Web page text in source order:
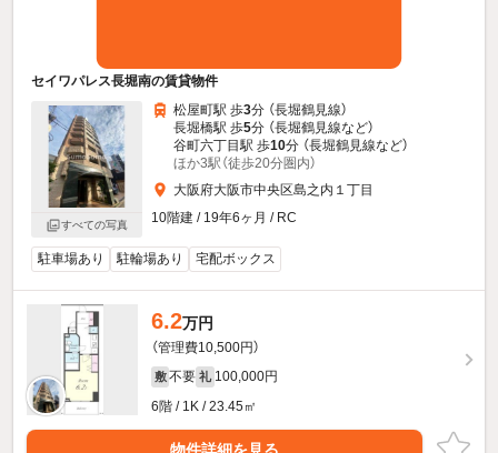
セイワパレス長堀南の賃貸物件
すべての写真
松屋町駅 歩3分 （長堀鶴見線）
長堀橋駅 歩5分 （長堀鶴見線など）
谷町六丁目駅 歩10分 （長堀鶴見線など）
ほか3駅（徒歩20分圏内）
大阪府大阪市中央区島之内１丁目
10階建 / 19年6ヶ月 / RC
駐車場あり 駐輪場あり 宅配ボックス
6.2万円
（管理費10,500円）
敷 不要 礼 100,000円
6階 / 1K / 23.45㎡
物件詳細を見る